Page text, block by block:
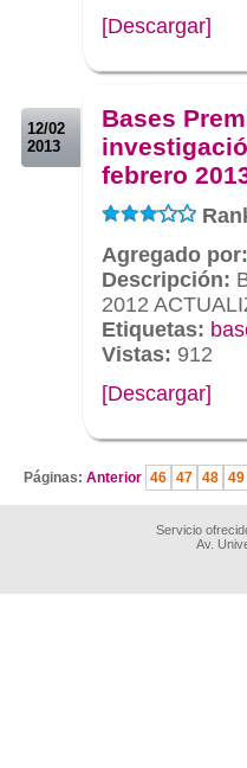
[Descargar]
12/02
2013
Bases
febrero
Agregado por:
Descripción:
2012
Etiquetas:
Vistas: 912
[Descargar]
Páginas: Anterior 46 47 48 49
Servicio
Av.